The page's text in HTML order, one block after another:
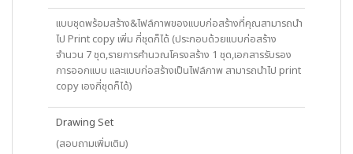
แบบชุดพร้อมสร้าง&ไฟล์ภาพของแบบก่อสร้างที่คุณสามารถนำ
ไป Print copy เพิ่ม กี่ชุดก็ได้ (ประกอบด้วยแบบก่อสร้าง
จำนวน 7 ชุด,รายการคำนวณโครงสร้าง 1 ชุด,เอกสารรับรอง
การออกแบบ และแบบก่อสร้างเป็นไฟล์ภาพ สามารถนำไป print
copy เองกี่ชุดก็ได้)
Drawing Set
(สอบถามเพิ่มเติม)